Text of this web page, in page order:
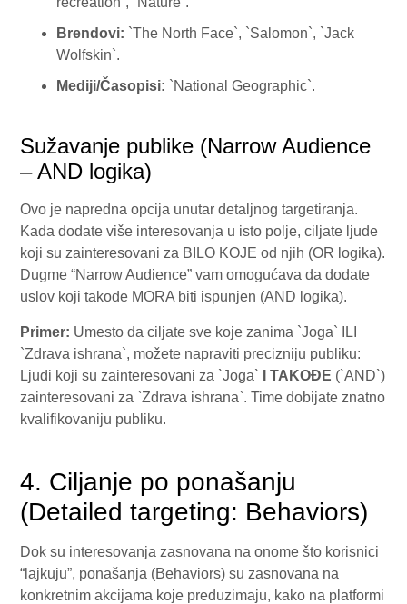
Brendovi: `The North Face`, `Salomon`, `Jack
Wolfskin`.
Mediji/Časopisi: `National Geographic`.
Sužavanje publike (Narrow Audience
– AND logika)
Ovo je napredna opcija unutar detaljnog targetiranja.
Kada dodate više interesovanja u isto polje, ciljate ljude
koji su zainteresovani za BILO KOJE od njih (OR logika).
Dugme “Narrow Audience” vam omogućava da dodate
uslov koji takođe MORA biti ispunjen (AND logika).
Primer: Umesto da ciljate sve koje zanima `Joga` ILI
`Zdrava ishrana`, možete napraviti precizniju publiku:
Ljudi koji su zainteresovani za `Joga`
I TAKOĐE (`AND`)
zainteresovani za `Zdrava ishrana`. Time dobijate znatno
kvalifikovaniju publiku.
4. Ciljanje po ponašanju
(Detailed targeting: Behaviors)
Dok su interesovanja zasnovana na onome što korisnici
“lajkuju”, ponašanja (Behaviors) su zasnovana na
konkretnim akcijama koje preduzimaju, kako na platformi